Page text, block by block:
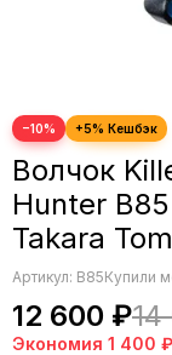
−10%
Волчок
Hunter
Takara
Артикул: B85Купили
12 600 ₽
Экономия 1 400 ₽